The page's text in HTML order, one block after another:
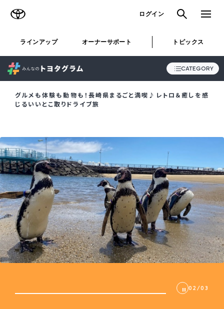
ログイン 検索 メニュ
ラインアップ オーナーサポート トピックス
CATEGORY
STORY
SNAP
おでかけ
トヨタグラムCOLLECTION
ヤングタイマーラヴァー
グルメも体験も動物も！長崎県まるごと満喫♪レトロ＆癒しを感
じるいいとこ取りドライブ旅
02 /03